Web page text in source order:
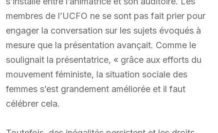
membres de l’UCFO ne se sont pas fait prier pour
engager la conversation sur les sujets évoqués à
mesure que la présentation avançait. Comme le
soulignait la présentatrice, « grâce aux efforts du
mouvement féministe, la situation sociale des
femmes s’est grandement améliorée et il faut
célébrer cela.